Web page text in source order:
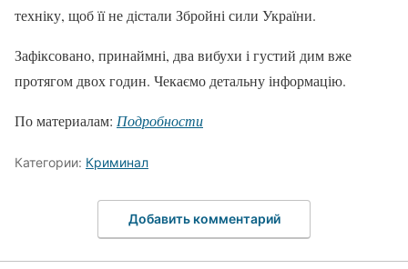
техніку, щоб її не дістали Збройні сили України.
Зафіксовано, принаймні, два вибухи і густий дим вже
протягом двох годин. Чекаємо детальну інформацію.
По материалам: Подробности
Категории: Криминал
Добавить комментарий